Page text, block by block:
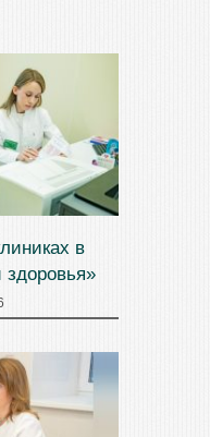
в
здоровья»